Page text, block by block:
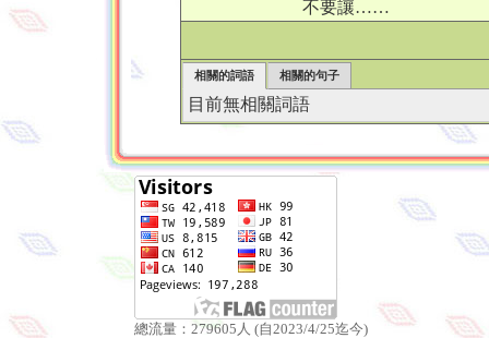
不要讓……
相關的詞語 相關的句子
目前無相關詞語
總流量：279605人 (自2023/4/25迄今)